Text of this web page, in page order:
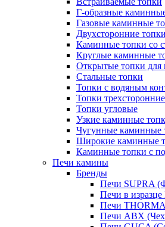
Г-образные
Газовые каминные
Двухсторонние топки
Каминные топки со
Круглые каминные
Открытые топки для
Стальные топки
Топки с водяным
Топки трехсторонние
Топки угловые
Узкие каминные
Чугунные каминные
Широкие каминные
Каминные топки с
Печи камины
Бренды
Печи SUPRA
Печи в
Печи
Печи ABX